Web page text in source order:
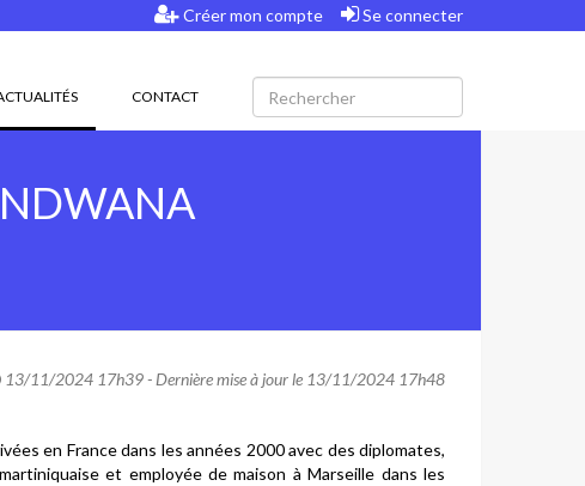
Créer mon compte Se connecter
(CURRENT)CONTACT
13/11/2024 17h39 - Dernière mise à jour le 13/11/2024 17h48
en France dans les années 2000 avec des diplomates,
et employée de maison à Marseille dans les